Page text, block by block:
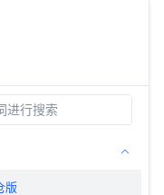
版